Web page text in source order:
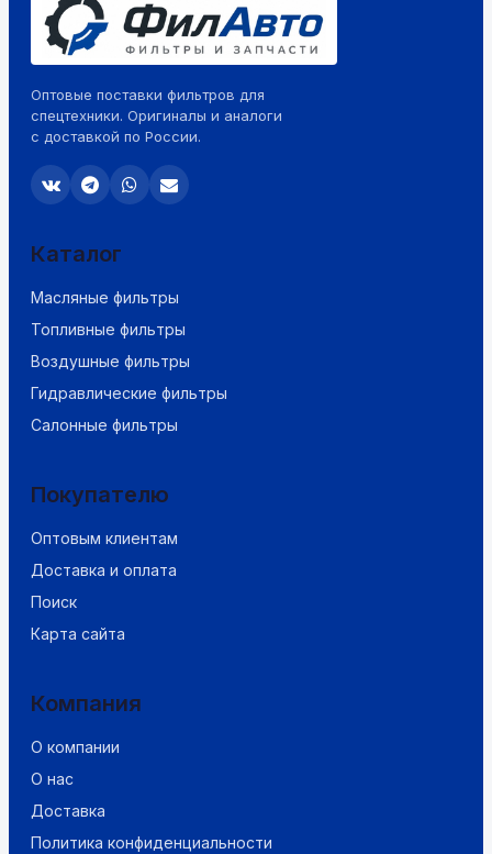
Оптовые поставки фильтров для
спецтехники. Оригиналы и аналоги
с доставкой по России.
Каталог
Масляные фильтры
Топливные фильтры
Воздушные фильтры
Гидравлические фильтры
Салонные фильтры
Покупателю
Оптовым клиентам
Доставка и оплата
Поиск
Карта сайта
Компания
О компании
О нас
Доставка
Политика конфиденциальности